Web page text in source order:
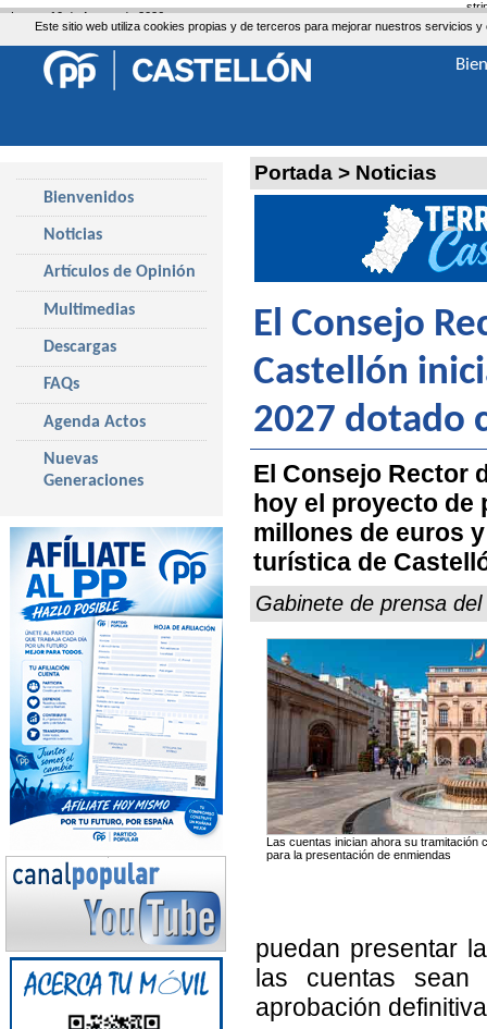
Este sitio web utiliza cookies propias y de terceros para mejorar nuestros servicios
Portada > Noticias
El Consejo
Castellón
2027 dotado
El Consejo Rector
hoy el proyecto de
millones de euros
turística de
Gabinete de prensa
Las cuentas inician ahora su tramitación
para la presentación de enmiendas
puedan presentar
las cuentas
aprobación
Bienvenidos
Noticias
Artículos de Opinión
Multimedias
Descargas
FAQs
Agenda Actos
Nuevas
Generaciones
Lunes, 10 de Agosto de 2026